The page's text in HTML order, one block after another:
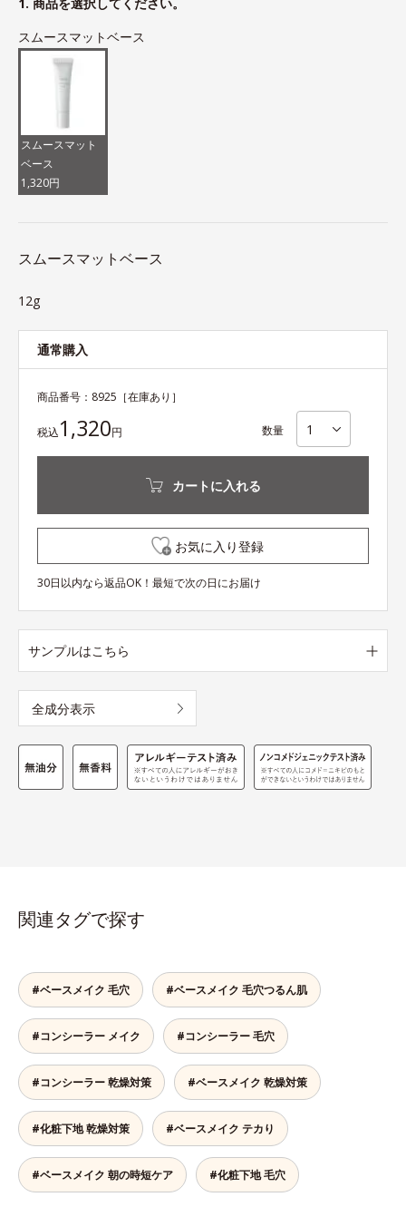
スムースマットベース
スムースマット
ベース
1,320円
スムースマットベース
12g
通常購入
商品番号： 8925 ［在庫あり］
税込1,320円 数量
カートに入れる
お気に入り登録
30日以内なら返品OK！最短で次の日にお届け
サンプルはこちら
全成分表示
関連タグで探す
#ベースメイク 毛穴 #ベースメイク 毛穴つるん肌
#コンシーラー メイク #コンシーラー 毛穴
#コンシーラー 乾燥対策 #ベースメイク 乾燥対策
#化粧下地 乾燥対策 #ベースメイク テカり
#ベースメイク 朝の時短ケア #化粧下地 毛穴